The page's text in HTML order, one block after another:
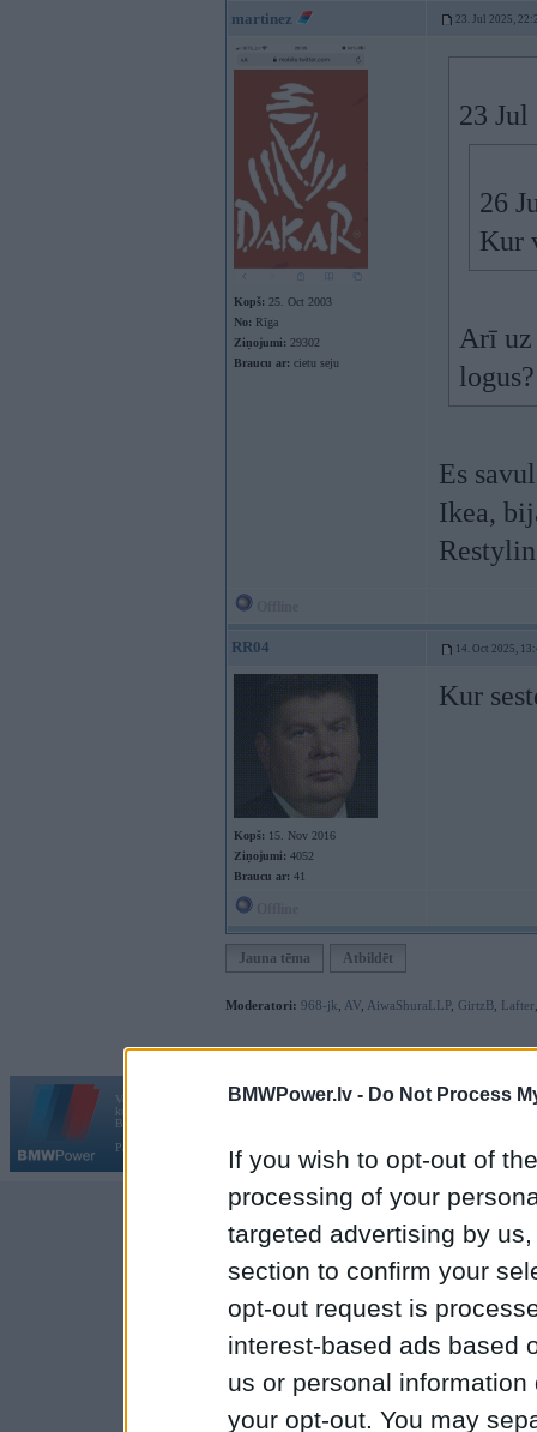
BMWPower.lv - Do Not Process
If you wish to opt-out of
processing of your
targeted advertising by
section to confirm your
opt-out request is
interest-based ads based
us or personal
your opt-out. You may
martinez 23. Jul 2025,
Kopš: 25. Oct 2003
No: Rīga
Ziņojumi: 29302
Braucu ar: cietu seju
23
26
Kur
Arī uz
logus?
Es
Ikea,
RR04 14. Oct 2025,
Kopš: 15. Nov 2016
Ziņojumi: 4052
Braucu ar: 41
Kur
Jauna tēma Atbildēt
Moderatori: 968-jk AV AiwaShuraLLP, GirtzB Lafter
Vortāls BMWPower.lv darbojas
kopš 2002. gada 14. maija. Tas nav auto klubs un nav saistīts ar
BMW AG.
Par BMWPower